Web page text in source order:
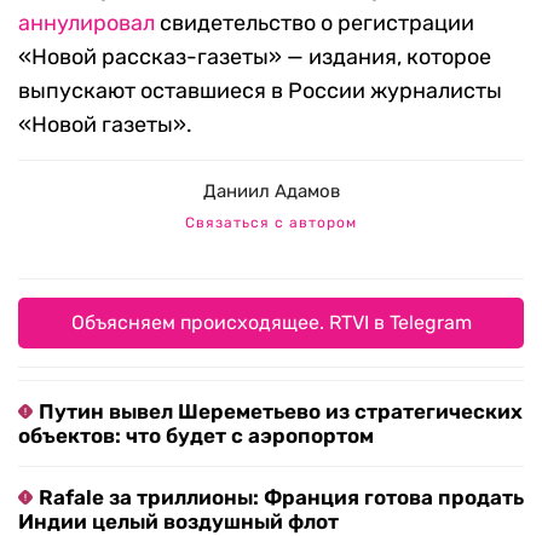
аннулировал свидетельство о регистрации
«Новой рассказ-газеты» — издания, которое
выпускают оставшиеся в России журналисты
«Новой газеты».
Даниил Адамов
Связаться с автором
Объясняем происходящее. RTVI в Telegram
Путин вывел Шереметьево из стратегических
объектов: что будет с аэропортом
Rafale за триллионы: Франция готова продать
Индии целый воздушный флот